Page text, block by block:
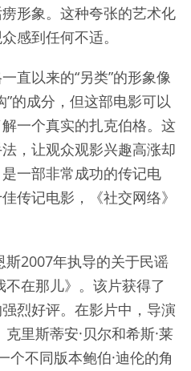
形象。这种夸张的艺术化
感到任何不适。
直以来的“另类”的形象像
的成分，但这部电影可以
一个真实的扎克伯格。这
，让观众观影兴趣高涨却
一部非常成功的传记电
传记电影，《社交网络》
斯2007年执导的关于民谣
不在那儿》。该片获得了
烈好评。在影片中，导演
里斯蒂安·贝尔和希斯·莱
个不同版本鲍伯·迪伦的角